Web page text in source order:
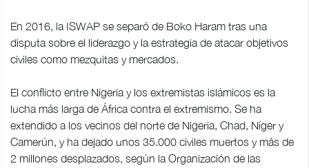
En 2016, la ISWAP se separó de Boko Haram tras una
disputa sobre el liderazgo y la estrategia de atacar objetivos
civiles como mezquitas y mercados.
El conflicto entre Nigeria y los extremistas islámicos es la
lucha más larga de África contra el extremismo. Se ha
extendido a los vecinos del norte de Nigeria, Chad, Níger y
Camerún, y ha dejado unos 35.000 civiles muertos y más de
2 millones desplazados, según la Organización de las